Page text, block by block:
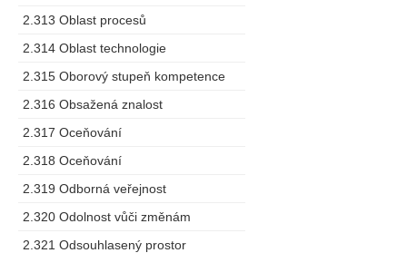
2.313 Oblast procesů
2.314 Oblast technologie
2.315 Oborový stupeň kompetence
2.316 Obsažená znalost
2.317 Oceňování
2.318 Oceňování
2.319 Odborná veřejnost
2.320 Odolnost vůči změnám
2.321 Odsouhlasený prostor